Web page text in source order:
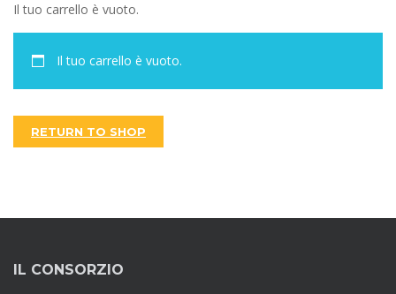
Il tuo carrello è vuoto.
Il tuo carrello è vuoto.
RETURN TO SHOP
IL CONSORZIO